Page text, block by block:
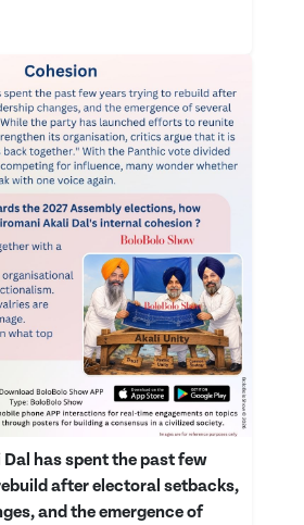
has spent the past few
after electoral setbacks,
and the emergence of